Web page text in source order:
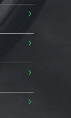
›
›
›
›